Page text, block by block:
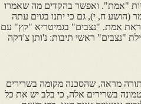
"אמת". ואפשר בהקדים מה שאמרו
(הושע ח, י), גם כי יתנו בגוים עתה
אמת. "נצבים" בגמיטריא "קץ" עם
"נצבים" ראשי תיבות: נ'ותן צ'דקה
מראה, שהסכנה מקומה בשרירים
בשרירים אלה, כי בלב יש את כל